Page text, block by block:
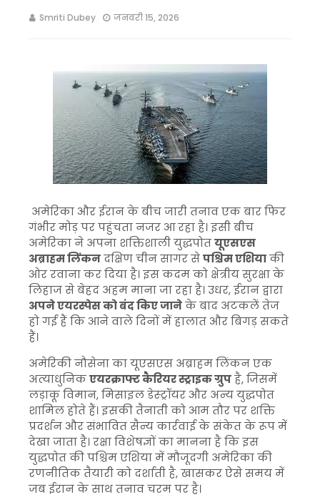
Smriti Dubey जनवरी 15, 2026
अमेरिका और ईरान के बीच जारी तनाव एक बार फिर
गंभीर मोड़ पर पहुंचता नजर आ रहा है। इसी बीच
अमेरिका ने अपना शक्तिशाली युद्धपोतयूएसएस
अब्राहम लिंकनदक्षिण चीन सागर सेपश्चिम एशियाकी
ओर रवाना कर दिया है। इस कदम को क्षेत्रीय सुरक्षा के
लिहाज से बेहद अहम माना जा रहा है। उधर, ईरान द्वारा
अपने एयरस्पेस को बंद किए जानेके बाद अटकलें तेज
हो गई हैं कि आने वाले दिनों में हालात और बिगड़ सकते
हैं।
अमेरिकी नौसेना का यूएसएस अब्राहम लिंकन एक
अत्याधुनिकएयरक्राफ्ट कैरियर स्ट्राइक ग्रुपहै, जिसमें
लड़ाकू विमान, मिसाइल डेस्ट्रॉयर और अन्य युद्धपोत
शामिल होते हैं। इसकी तैनाती को आम तौर पर शक्ति
प्रदर्शन और संभावित सैन्य कार्रवाई के संकेत के रूप में
देखा जाता है। रक्षा विशेषज्ञों का मानना है कि इस
युद्धपोत की पश्चिम एशिया में मौजूदगी अमेरिका की
रणनीतिक तैयारी को दर्शाती है, खासकर ऐसे समय में
जब ईरान के साथ तनाव चरम पर है।